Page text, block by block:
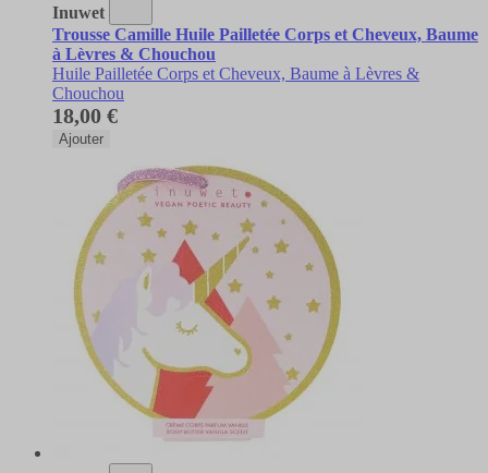
Inuwet
Trousse Camille Huile Pailletée Corps et Cheveux, Baume
à Lèvres & Chouchou
Huile Pailletée Corps et Cheveux, Baume à Lèvres &
Chouchou
18,00 €
Ajouter